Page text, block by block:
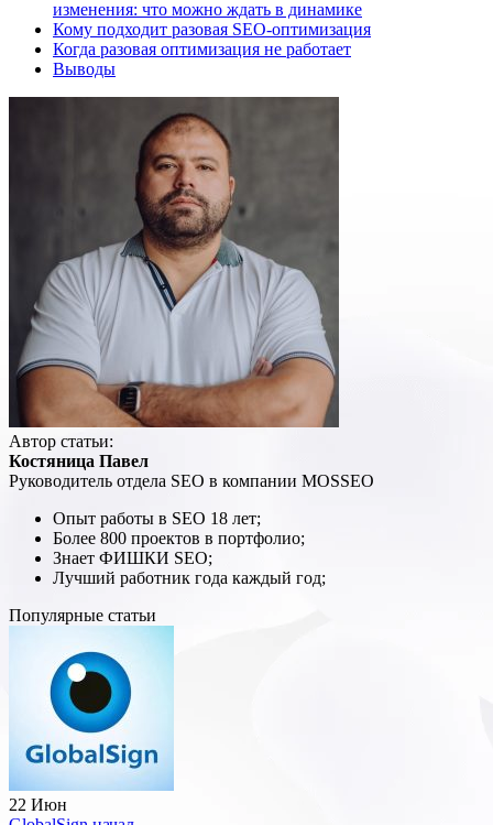
изменения: что можно ждать в динамике
Кому подходит разовая SEO-оптимизация
Когда разовая оптимизация не работает
Выводы
Автор статьи:
Костяница Павел
Руководитель отдела SEO в компании MOSSEO
Опыт работы в SEO 18 лет;
Более 800 проектов в портфолио;
Знает ФИШКИ SEO;
Лучший работник года каждый год;
Популярные статьи
22 Июн